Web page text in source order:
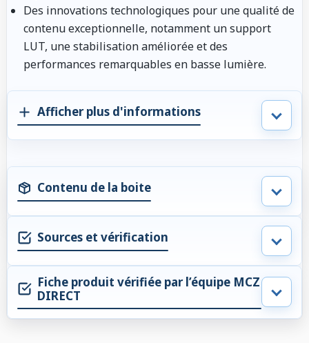
Des innovations technologiques pour une qualité de
contenu exceptionnelle, notamment un support
LUT, une stabilisation améliorée et des
performances remarquables en basse lumière.
Afficher plus d'informations
Contenu de la boite
Sources et vérification
Fiche produit vérifiée par l’équipe MCZ
DIRECT